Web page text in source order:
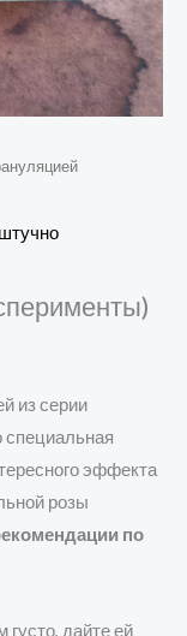
из серии
специальная
эффекта
розы
по
дайте ей